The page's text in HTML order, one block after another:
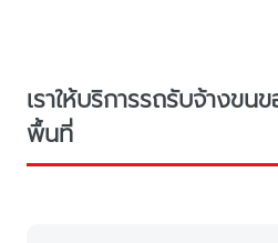
เราให้บริการรถรับจ้างข
พื้นที่